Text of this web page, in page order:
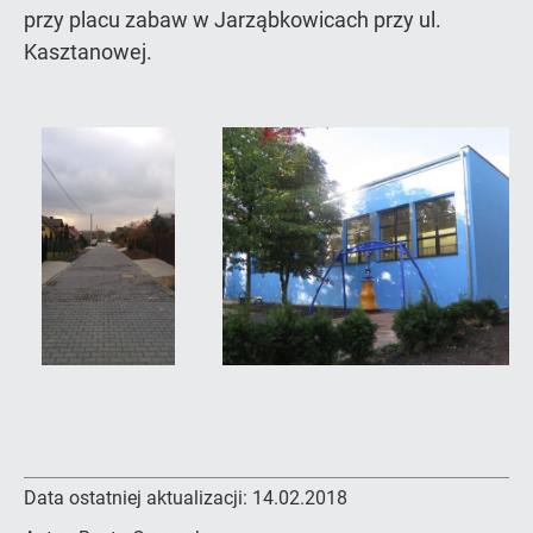
przy placu zabaw w Jarząbkowicach przy ul.
Kasztanowej.
Data ostatniej aktualizacji: 14.02.2018